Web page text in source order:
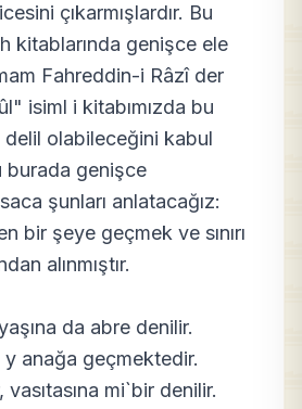
çıkarmışlardır. Bu
kitablarında genişce ele
Fahreddin-i Râzî der
isiml i kitabımızda bu
delil olabileceğini kabul
burada genişce
şunları anlatacağız:
bir şeye geçmek ve sınırı
alınmıştır.
da abre denilir.
anağa geçmektedir.
mi`bir denilir.